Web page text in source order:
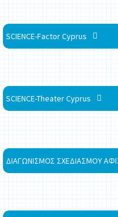
SCIENCE-Factor Cyprus
SCIENCE-Theater Cyprus
ΔΙΑΓΩΝΙΣΜΟΣ ΣΧΕΔΙΑΣΜΟΥ